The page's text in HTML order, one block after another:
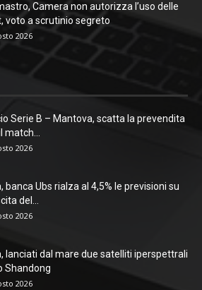
Camera non autorizza l’uso delle
voto a scrutinio segreto
2026
Serie B – Mantova, scatta la prevendita
match...
2026
banca Ubs rialza al 4,5% le previsioni su
del...
2026
lanciati dal mare due satelliti iperspettrali
Shandong
2026